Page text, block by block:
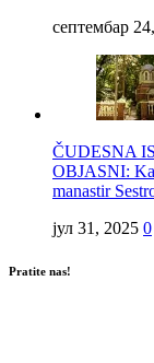
септембар
ČUDESNA
OBJASNI:
manastir
јул 31, 2025 0
Pratite nas!